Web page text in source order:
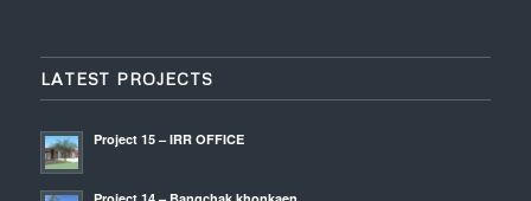
LATEST PROJECTS
Project 15 – IRR OFFICE